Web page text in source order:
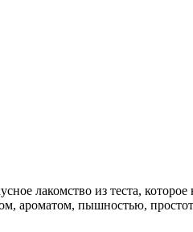
лакомство из теста, которое
ароматом, пышностью,